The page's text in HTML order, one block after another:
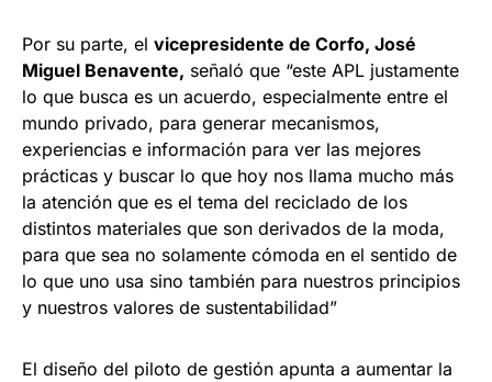
Por su parte, el vicepresidente de Corfo, José
Miguel Benavente, señaló que “este APL justamente
lo que busca es un acuerdo, especialmente entre el
mundo privado, para generar mecanismos,
experiencias e información para ver las mejores
prácticas y buscar lo que hoy nos llama mucho más
la atención que es el tema del reciclado de los
distintos materiales que son derivados de la moda,
para que sea no solamente cómoda en el sentido de
lo que uno usa sino también para nuestros principios
y nuestros valores de sustentabilidad”
El diseño del piloto de gestión apunta a aumentar la